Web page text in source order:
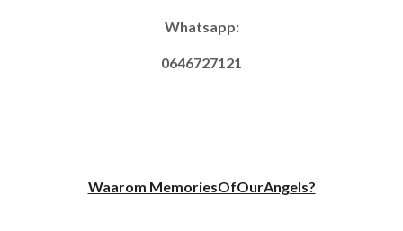
Whatsapp:
0646727121
Waarom MemoriesOfOurAngels?